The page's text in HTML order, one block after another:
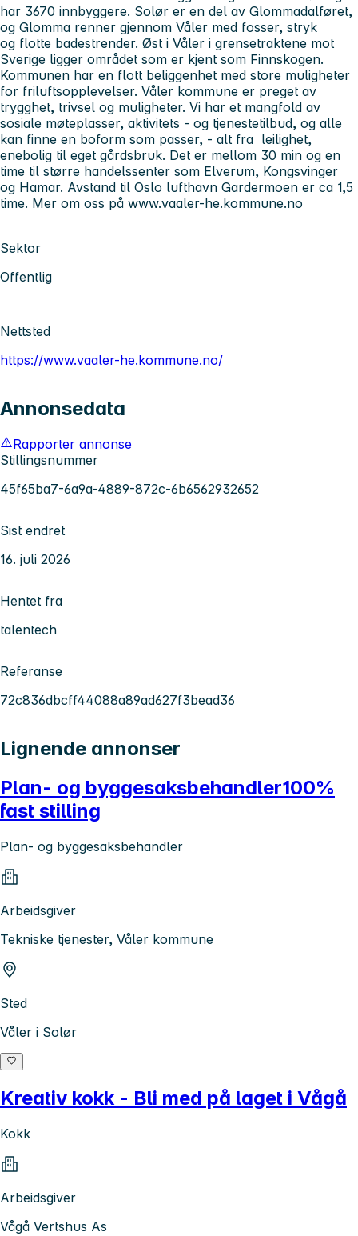
har 3670 innbyggere. Solør er en del av Glommadalføret,
og Glomma renner gjennom Våler med fosser, stryk
og flotte badestrender. Øst i Våler i grensetraktene mot
Sverige ligger området som er kjent som Finnskogen.
Kommunen har en flott beliggenhet med store muligheter
for friluftsopplevelser. Våler kommune er preget av
trygghet, trivsel og muligheter. Vi har et mangfold av
sosiale møteplasser, aktivitets - og tjenestetilbud, og alle
kan finne en boform som passer, - alt fra leilighet,
enebolig til eget gårdsbruk. Det er mellom 30 min og en
time til større handelssenter som Elverum, Kongsvinger
og Hamar. Avstand til Oslo lufthavn Gardermoen er ca 1,5
time. Mer om oss på www.vaaler-he.kommune.no
Sektor
Offentlig
Nettsted
https://www.vaaler-he.kommune.no/
Annonsedata
Rapporter annonse
Stillingsnummer
45f65ba7-6a9a-4889-872c-6b6562932652
Sist endret
16. juli 2026
Hentet fra
talentech
Referanse
72c836dbcff44088a89ad627f3bead36
Lignende annonser
Plan- og byggesaksbehandler100%
fast stilling
Plan- og byggesaksbehandler
Arbeidsgiver
Tekniske tjenester, Våler kommune
Sted
Våler i Solør
Kreativ kokk - Bli med på laget i Vågå
Kokk
Arbeidsgiver
Vågå Vertshus As